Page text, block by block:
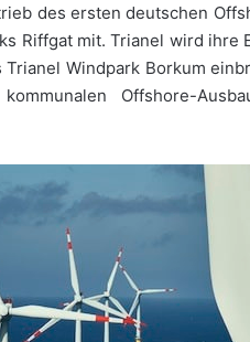
des ersten deutschen
Riffgat mit. Trianel wird
Windpark Borkum
Offshore-